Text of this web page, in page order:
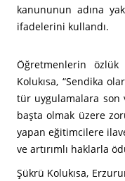
kanununun adına
ifadelerini kullandı.
Öğretmenlerin özlük
Kolukısa, “Sendika
tür uygulamalara son
başta olmak üzere
yapan eğitimcilere
ve artırımlı haklarla
Şükrü Kolukısa,